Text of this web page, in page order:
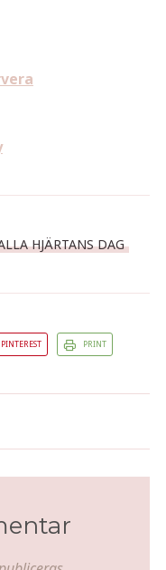
HJÄRTANS DAG
PINTEREST PRINT
år